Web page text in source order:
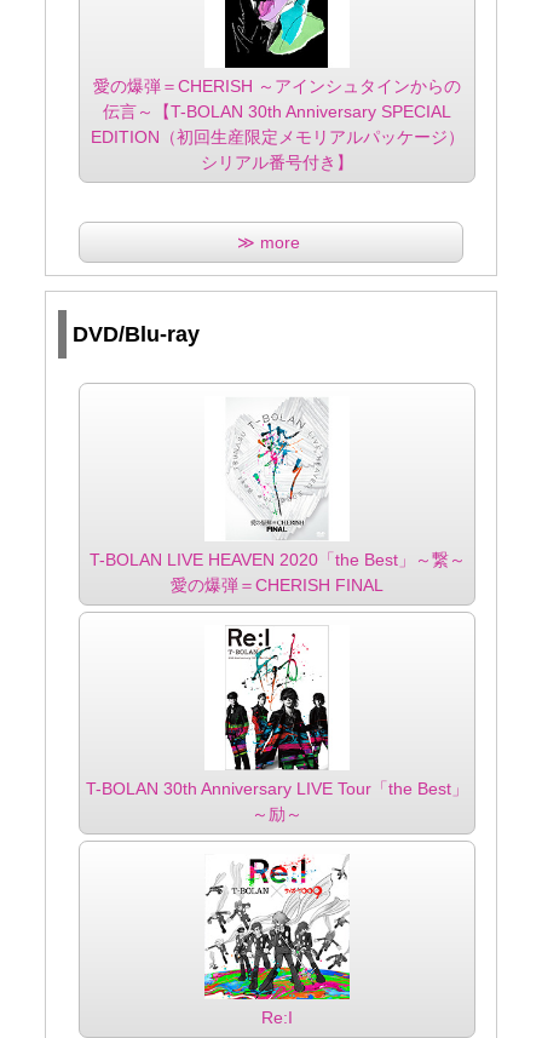
愛の爆弾＝CHERISH ～アインシュタインからの
伝言～【T-BOLAN 30th Anniversary SPECIAL
EDITION（初回生産限定メモリアルパッケージ）
シリアル番号付き】
≫ more
DVD/Blu-ray
T-BOLAN LIVE HEAVEN 2020「the Best」～繋～
愛の爆弾＝CHERISH FINAL
T-BOLAN 30th Anniversary LIVE Tour「the Best」
～励～
Re:I